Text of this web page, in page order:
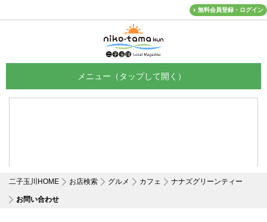
無料会員登録・ログイン
二子玉川HOME お店検索 グルメ カフェ ナナズグリーンティー
お問い合わせ
メニュー